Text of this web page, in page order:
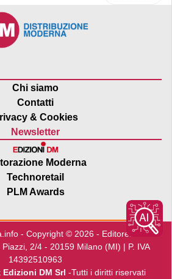
Chi siamo
Contatti
& Cookies
Newsletter
Moderna
Technoretail
PLM Awards
- Copyright © 2026 - Editore:Edra
Piazzi, 2/4 - 20159 Milano (MI) | P. IVA
14392510963
Edizioni DM Srl -Tutti i diritti riservati